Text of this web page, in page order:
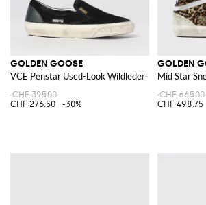
GOLDEN GOOSE
VCE Penstar Used-Look Wildleder-Sneakers
CHF 395.00
CHF 276.50
-30%
GOLDEN
Mid Star
CHF 665.00
CHF 498.75